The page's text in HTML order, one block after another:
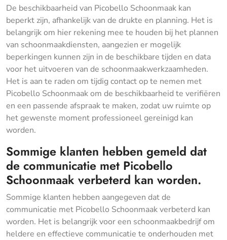
De beschikbaarheid van Picobello Schoonmaak kan
beperkt zijn, afhankelijk van de drukte en planning. Het is
belangrijk om hier rekening mee te houden bij het plannen
van schoonmaakdiensten, aangezien er mogelijk
beperkingen kunnen zijn in de beschikbare tijden en data
voor het uitvoeren van de schoonmaakwerkzaamheden.
Het is aan te raden om tijdig contact op te nemen met
Picobello Schoonmaak om de beschikbaarheid te verifiëren
en een passende afspraak te maken, zodat uw ruimte op
het gewenste moment professioneel gereinigd kan
worden.
Sommige klanten hebben gemeld dat
de communicatie met Picobello
Schoonmaak verbeterd kan worden.
Sommige klanten hebben aangegeven dat de
communicatie met Picobello Schoonmaak verbeterd kan
worden. Het is belangrijk voor een schoonmaakbedrijf om
heldere en effectieve communicatie te onderhouden met